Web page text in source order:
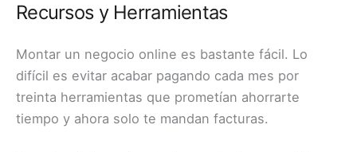
Recursos y Herramientas
Montar un negocio online es bastante fácil. Lo
difícil es evitar acabar pagando cada mes por
treinta herramientas que prometían ahorrarte
tiempo y ahora solo te mandan facturas.